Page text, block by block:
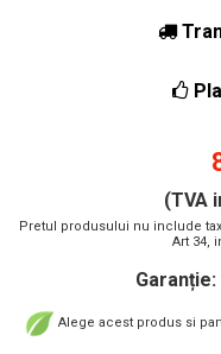
(TVA
Pretul produsului nu include
Art 34,
Garanție:
Alege acest produs si